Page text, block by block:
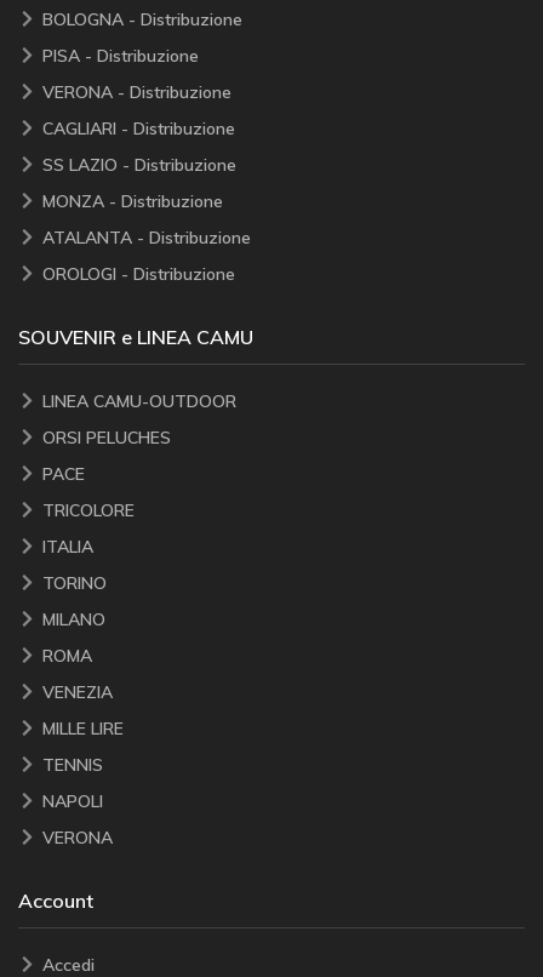
BOLOGNA - Distribuzione
PISA - Distribuzione
VERONA - Distribuzione
CAGLIARI - Distribuzione
SS LAZIO - Distribuzione
MONZA - Distribuzione
ATALANTA - Distribuzione
OROLOGI - Distribuzione
SOUVENIR e LINEA CAMU
LINEA CAMU-OUTDOOR
ORSI PELUCHES
PACE
TRICOLORE
ITALIA
TORINO
MILANO
ROMA
VENEZIA
MILLE LIRE
TENNIS
NAPOLI
VERONA
Account
Accedi